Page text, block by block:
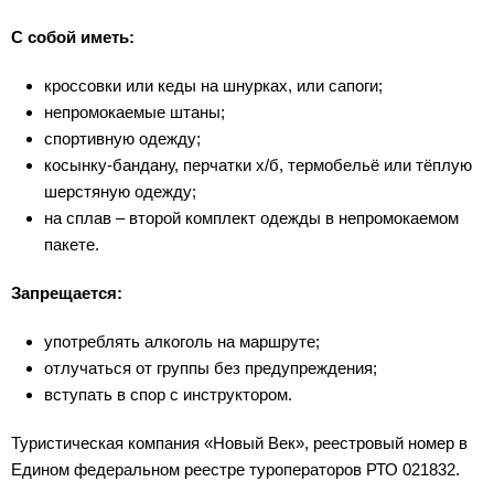
С собой иметь:
кроссовки или кеды на шнурках, или сапоги;
непромокаемые штаны;
спортивную одежду;
косынку-бандану, перчатки х/б, термобельё или тёплую
шерстяную одежду;
на сплав – второй комплект одежды в непромокаемом
пакете.
Запрещается:
употреблять алкоголь на маршруте;
отлучаться от группы без предупреждения;
вступать в спор с инструктором.
Туристическая компания «Новый Век», реестровый номер в
Едином федеральном реестре туроператоров РТО 021832.